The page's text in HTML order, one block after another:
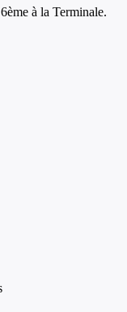
à la Terminale.